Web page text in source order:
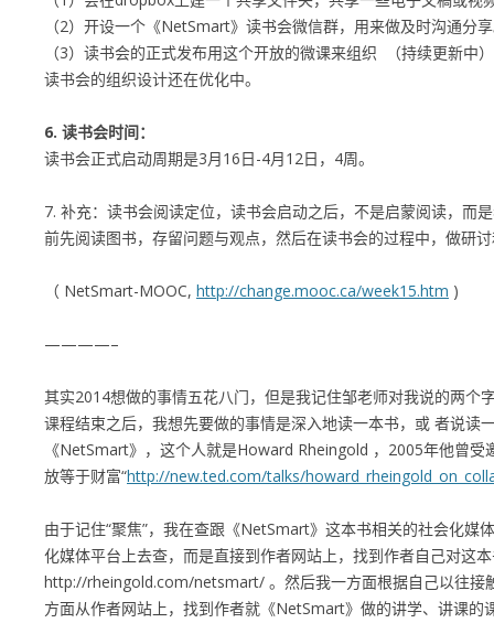
（2）开设一个《NetSmart》读书会微信群，用来做及时沟通分
（3）读书会的正式发布用这个开放的微课来组织 （持续更新中）
读书会的组织设计还在优化中。
6. 读书会时间：
读书会正式启动周期是3月16日-4月12日，4周。
7. 补充：读书会阅读定位，读书会启动之后，不是启蒙阅读，而
前先阅读图书，存留问题与观点，然后在读书会的过程中，做研
（ NetSmart-MOOC, http://change.mooc.ca/week15.htm )
————–
其实2014想做的事情五花八门，但是我记住邹老师对我说的两个
课程结束之后，我想先要做的事情是深入地读一本书，或 者说读
《NetSmart》，这个人就是Howard Rheingold ，2005年他曾受
放等于财富“http://new.ted.com/talks/
由于记住“聚焦”，我在查跟《NetSmart》这本书相关的社会化媒
化媒体平台上去查，而是直接到作者网站上，找到作者自己对这
http://rheingold.com/netsmart/ 。然后我一方面根据自己以往
方面从作者网站上，找到作者就《NetSmart》做的讲学、讲课的